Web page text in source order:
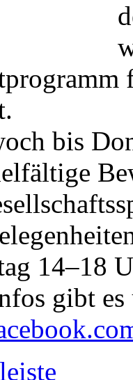
bis
14–18
gibt es